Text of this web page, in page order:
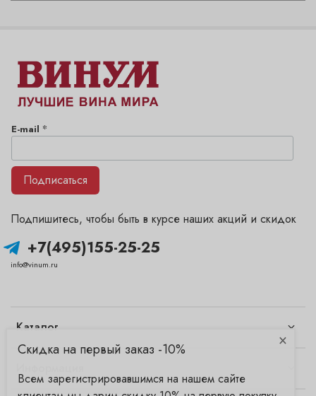
Каталог
+7(495)155-25-25
info@vinum.ru
Подпишитесь, чтобы быть в курсе наших акций и скидок
E-mail *
Подписаться
×
Скидка на первый заказ -10%
Всем зарегистрировавшимся на нашем сайте